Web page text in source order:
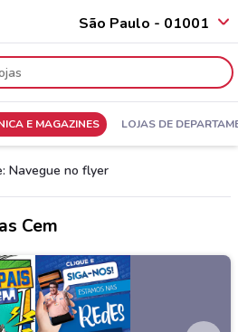
São Paulo - 01001
E MAGAZINES LOJAS DE
Navegue no flyer
Cem